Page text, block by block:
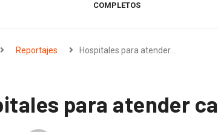
COMPLETOS
Reportajes Hospitales para atender…
para atender